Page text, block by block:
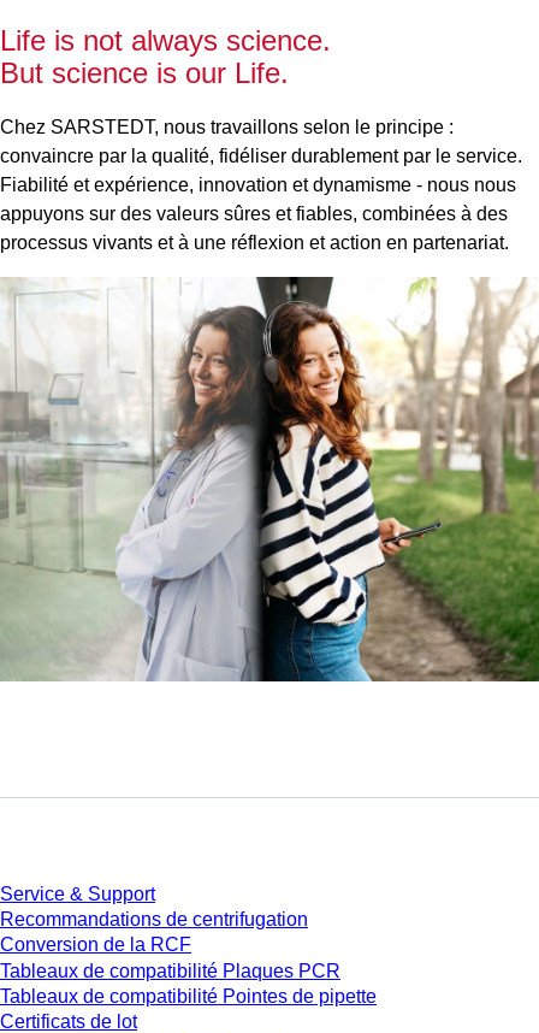
Life is not always science.
But science is our Life.
Chez SARSTEDT, nous travaillons selon le principe :
convaincre par la qualité, fidéliser durablement par le service.
Fiabilité et expérience, innovation et dynamisme - nous nous
appuyons sur des valeurs sûres et fiables, combinées à des
processus vivants et à une réflexion et action en partenariat.
Service & Support
Recommandations de centrifugation
Conversion de la RCF
Tableaux de compatibilité Plaques PCR
Tableaux de compatibilité Pointes de pipette
Certificats de lot